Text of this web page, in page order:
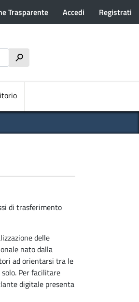
Trasparente Accedi Registrati
h
di trasferimento
delle
nato dalla
ad orientarsi tra le
Per facilitare
digitale presenta